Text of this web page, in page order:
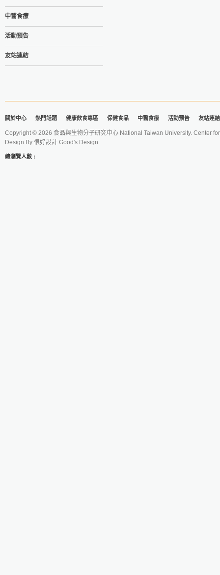
中醫食療
活動預告
友站連結
關於中心 熱門話題 健康飲食專區 保健食品 中醫食療 活動預告 友站連結
Copyright © 2026 食品與生物分子研究中心 National Taiwan University. Center
Design By 很好設計 Good's Design
總瀏覽人數 :